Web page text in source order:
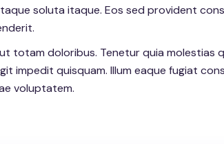
soluta itaque. Eos sed provident
totam doloribus. Tenetur quia
impedit quisquam. Illum eaque fugiat
voluptatem.